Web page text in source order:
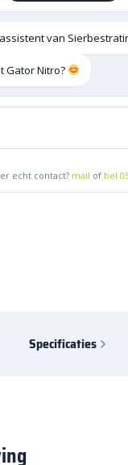
van
Gator Nitro?
echt contact? mail of bel
Specificaties